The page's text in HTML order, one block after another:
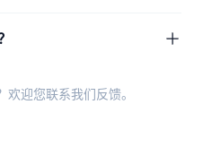
欢迎您联系我们反馈。